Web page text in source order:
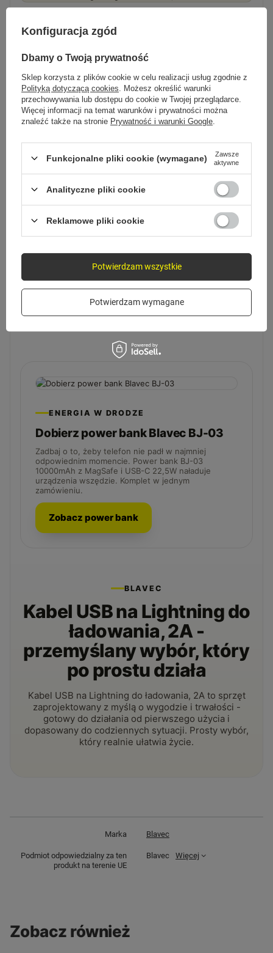
FAQ
Pytania, które zadajesz
przed zakupem
Czy kabel obsługuje szybkie ładowanie?
Czy oplot jest wytrzymały?
Czy produkt jest gotowy do użycia od
ENERGIA W DRODZE
Dobierz power bank Blavec BJ-03
Zadbaj o to, żeby telefon nie padł w najmniej
odpowiednim momencie. Power bank BJ-03
10000mAh z MagSafe i USB-C 22,5W naładuje
urządzenia wszędzie. Komplet w jednym
zamówieniu.
Zobacz power bank
BLAVEC
Kabel USB na Lightning do
ładowania, 2A -
przemyślany wybór, który
po prostu działa
Kabel USB na Lightning do ładowania, 2A to sprzęt
zaprojektowany z myślą o wygodzie i trwałości -
gotowy do działania od pierwszego użycia i
dopasowany do codziennych sytuacji. Prosty wybór,
który realnie ułatwia życie.
Marka Blavec
Podmiot odpowiedzialny za ten
produkt na terenie UE
Blavec Więcej
Zobacz również
Konfiguracja zgód
Dbamy o Twoją prywatność
Sklep korzysta z plików cookie w celu realizacji usług zgodnie z
Polityką dotyczącą cookies . Możesz określić warunki
przechowywania lub dostępu do cookie w Twojej przeglądarce.
Więcej informacji na temat warunków i prywatności można
znaleźć także na stronie Prywatność i warunki Google
Funkcjonalne pliki cookie (wymagane)
Zawsze
aktywne
Analityczne pliki cookie
Reklamowe pliki cookie
Potwierdzam wymagane
Potwierdzam wszystkie